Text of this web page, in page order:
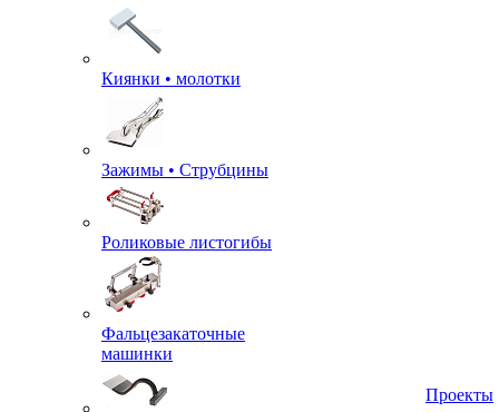
Киянки • молотки
Зажимы • Струбцины
Роликовые листогибы
Фальцезакаточные
машинки
Проекты